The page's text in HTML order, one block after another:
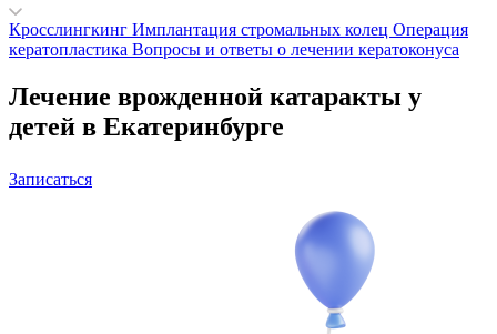
Кросслингкинг Имплантация стромальных колец Операция
кератопластика Вопросы и ответы о лечении кератоконуса
Лечение врожденной катаракты у
детей в Екатеринбурге
Записаться